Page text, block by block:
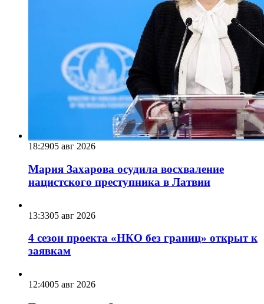
18:2905 авг 2026
Мария Захарова осудила восхваление
нацистского преступника в Латвии
13:3305 авг 2026
4 сезон проекта «НКО без границ» открыт к
заявкам
12:4005 авг 2026